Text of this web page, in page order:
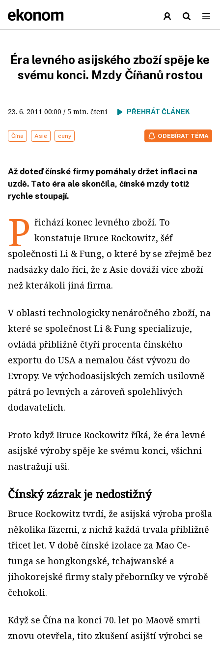
Éra levného asijského zboží spěje ke
svému konci. Mzdy Číňanů rostou
23. 6. 2011 00:00 / 5 min. čtení PŘEHRÁT ČLÁNEK
Čína Asie ceny ODEBÍRAT TÉMA
Až doteď čínské firmy pomáhaly držet inflaci na
uzdě. Tato éra ale skončila, čínské mzdy totiž
rychle stoupají.
P řichází konec levného zboží. To
konstatuje Bruce Rockowitz, šéf
společnosti Li & Fung, o které by se zřejmě bez
nadsázky dalo říci, že z Asie dováží více zboží
než kterákoli jiná firma.
V oblasti technologicky nenáročného zboží, na
které se společnost Li & Fung specializuje,
ovládá přibližně čtyři procenta čínského
exportu do USA a nemalou část vývozu do
Evropy. Ve východoasijských zemích usilovně
pátrá po levných a zároveň spolehlivých
dodavatelích.
Proto když Bruce Rockowitz říká, že éra levné
asijské výroby spěje ke svému konci, všichni
nastražují uši.
Čínský zázrak je nedostižný
Bruce Rockowitz tvrdí, že asijská výroba prošla
několika fázemi, z nichž každá trvala přibližně
třicet let. V době čínské izolace za Mao Ce-
tunga se hongkongské, tchajwanské a
jihokorejské firmy staly přeborníky ve výrobě
čehokoli.
Když se Čína na konci 70. let po Maově smrti
znovu otevřela, tito zkušení asijští výrobci se